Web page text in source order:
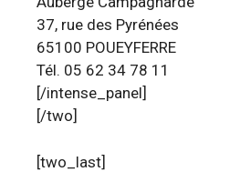
37, rue des Pyrénées
65100 POUEYFERRE
Tél. 05 62 34 78 11
[/intense_panel]
[/two]
[two_last]